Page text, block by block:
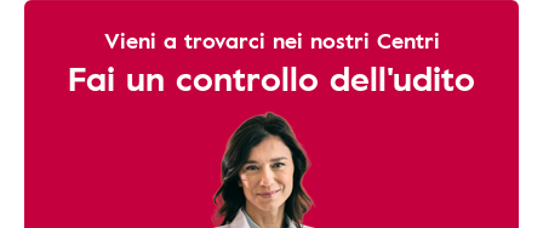
Vieni a trovarci nei nostri Centri
Fai un controllo dell'udito